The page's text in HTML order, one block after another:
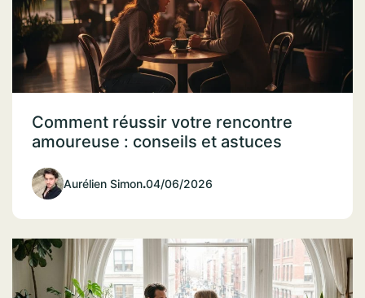
Comment réussir votre rencontre
amoureuse : conseils et astuces
Aurélien Simon.04/06/2026